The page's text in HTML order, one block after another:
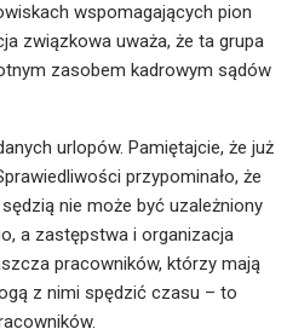
wspomagających pion
związkowa uważa, że ta grupa
zasobem kadrowym sądów
urlopów. Pamiętajcie, że już
przypominało, że
nie może być uzależniony
a zastępstwa i organizacja
pracowników, którzy mają
z nimi spędzić czasu – to